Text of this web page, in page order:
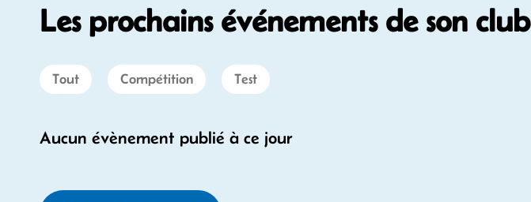
Les prochains événements de son club
Tout Compétition Test
Aucun évènement publié à ce jour